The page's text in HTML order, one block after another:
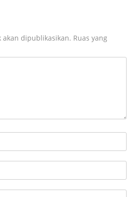
dipublikasikan. Ruas yang